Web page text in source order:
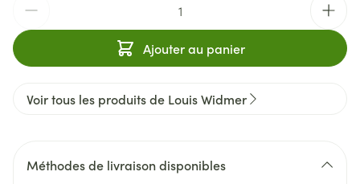
Ajouter au panier
Voir tous les produits de Louis Widmer
Méthodes de livraison disponibles